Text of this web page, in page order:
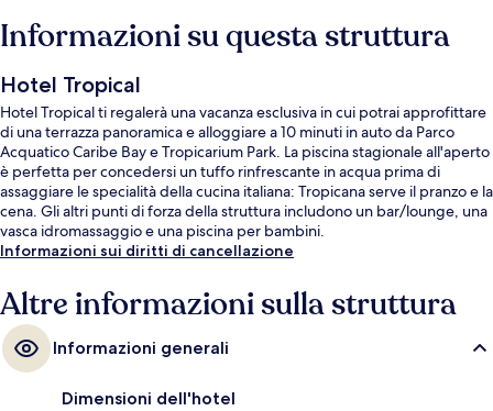
Informazioni su questa struttura
Hotel Tropical
Hotel Tropical ti regalerà una vacanza esclusiva in cui potrai approfittare
di una terrazza panoramica e alloggiare a 10 minuti in auto da Parco
Acquatico Caribe Bay e Tropicarium Park. La piscina stagionale all'aperto
è perfetta per concedersi un tuffo rinfrescante in acqua prima di
assaggiare le specialità della cucina italiana: Tropicana serve il pranzo e la
cena. Gli altri punti di forza della struttura includono un bar/lounge, una
vasca idromassaggio e una piscina per bambini.
Informazioni sui diritti di cancellazione
Altre informazioni sulla struttura
Informazioni generali
Dimensioni dell'hotel